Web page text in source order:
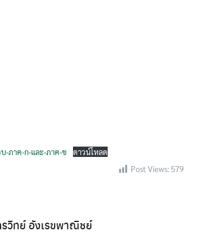
Search
-ภาค-ก-และ-ภาค-ข
ดาวน์โหลด
Post Views: 579
วิทย์ อังเรขพาณิชย์